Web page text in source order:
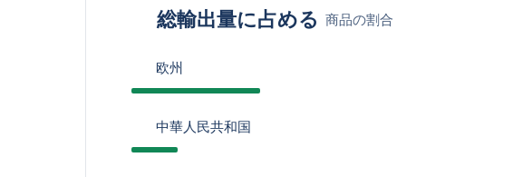
総輸出量に占める 商品の割合
欧州
中華人民共和国